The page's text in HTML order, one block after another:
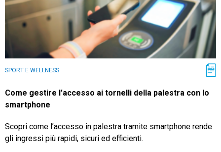
SPORT E WELLNESS
Come gestire l’accesso ai tornelli della palestra con lo
smartphone
Scopri come l’accesso in palestra tramite smartphone rende
gli ingressi più rapidi, sicuri ed efficienti.